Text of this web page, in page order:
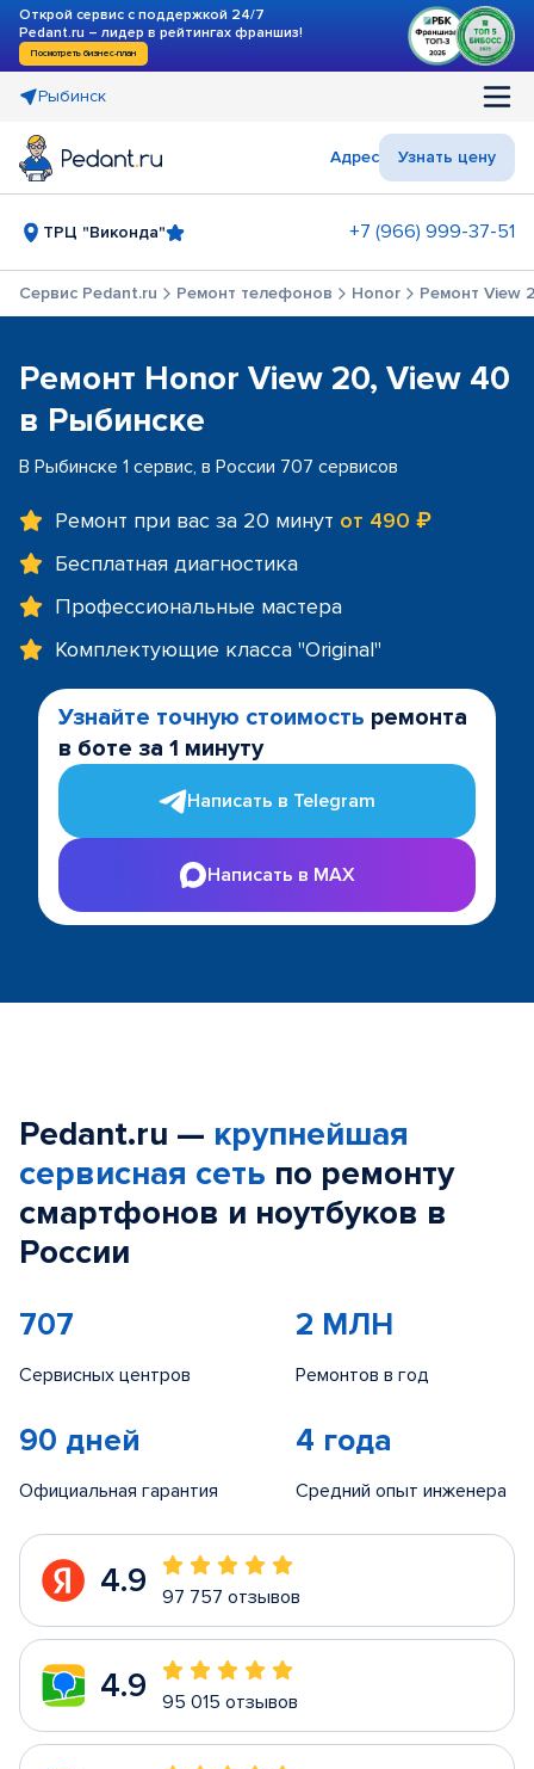
Открой сервис с поддержкой 24/7
Pedant.ru – лидер в рейтингах франшиз!
Посмотреть бизнес-план
Рыбинск
Адрес Узнать цену
ТРЦ "Виконда" +7 (966) 999-37-51
Сервис Pedant.ru Ремонт телефонов Honor Ремонт View
Ремонт Honor View 20, View 40
в Рыбинске
В Рыбинске 1 сервис, в России 707 сервисов
Ремонт при вас за 20 минут от 490 ₽
Бесплатная диагностика
Профессиональные мастера
Комплектующие класса "Original"
Узнайте точную стоимость ремонта
в боте за 1 минуту
Написать в Telegram
Написать в MAX
Pedant.ru — крупнейшая
сервисная сеть по ремонту
смартфонов и ноутбуков в
России
707
Сервисных центров
2 МЛН
Ремонтов в год
90 дней
Официальная гарантия
4 года
Средний опыт инженера
4.9 97 757 отзывов
4.9 95 015 отзывов